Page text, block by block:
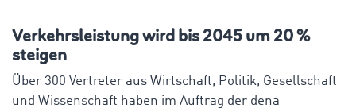
Verkehrsleistung wird bis 2045 um 20 %
steigen
Über 300 Vertreter aus Wirtschaft, Politik, Gesellschaft
und Wissenschaft haben im Auftrag der dena